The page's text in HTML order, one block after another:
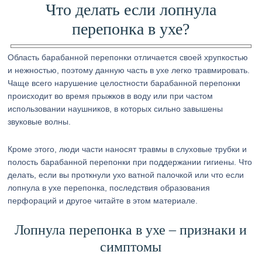
Что делать если лопнула
перепонка в ухе?
Область барабанной перепонки отличается своей хрупкостью
и нежностью, поэтому данную часть в ухе легко травмировать.
Чаще всего нарушение целостности барабанной перепонки
происходит во время прыжков в воду или при частом
использовании наушников, в которых сильно завышены
звуковые волны.
Кроме этого, люди части наносят травмы в слуховые трубки и
полость барабанной перепонки при поддержании гигиены. Что
делать, если вы проткнули ухо ватной палочкой или что если
лопнула в ухе перепонка, последствия образования
перфораций и другое читайте в этом материале.
Лопнула перепонка в ухе – признаки и
симптомы